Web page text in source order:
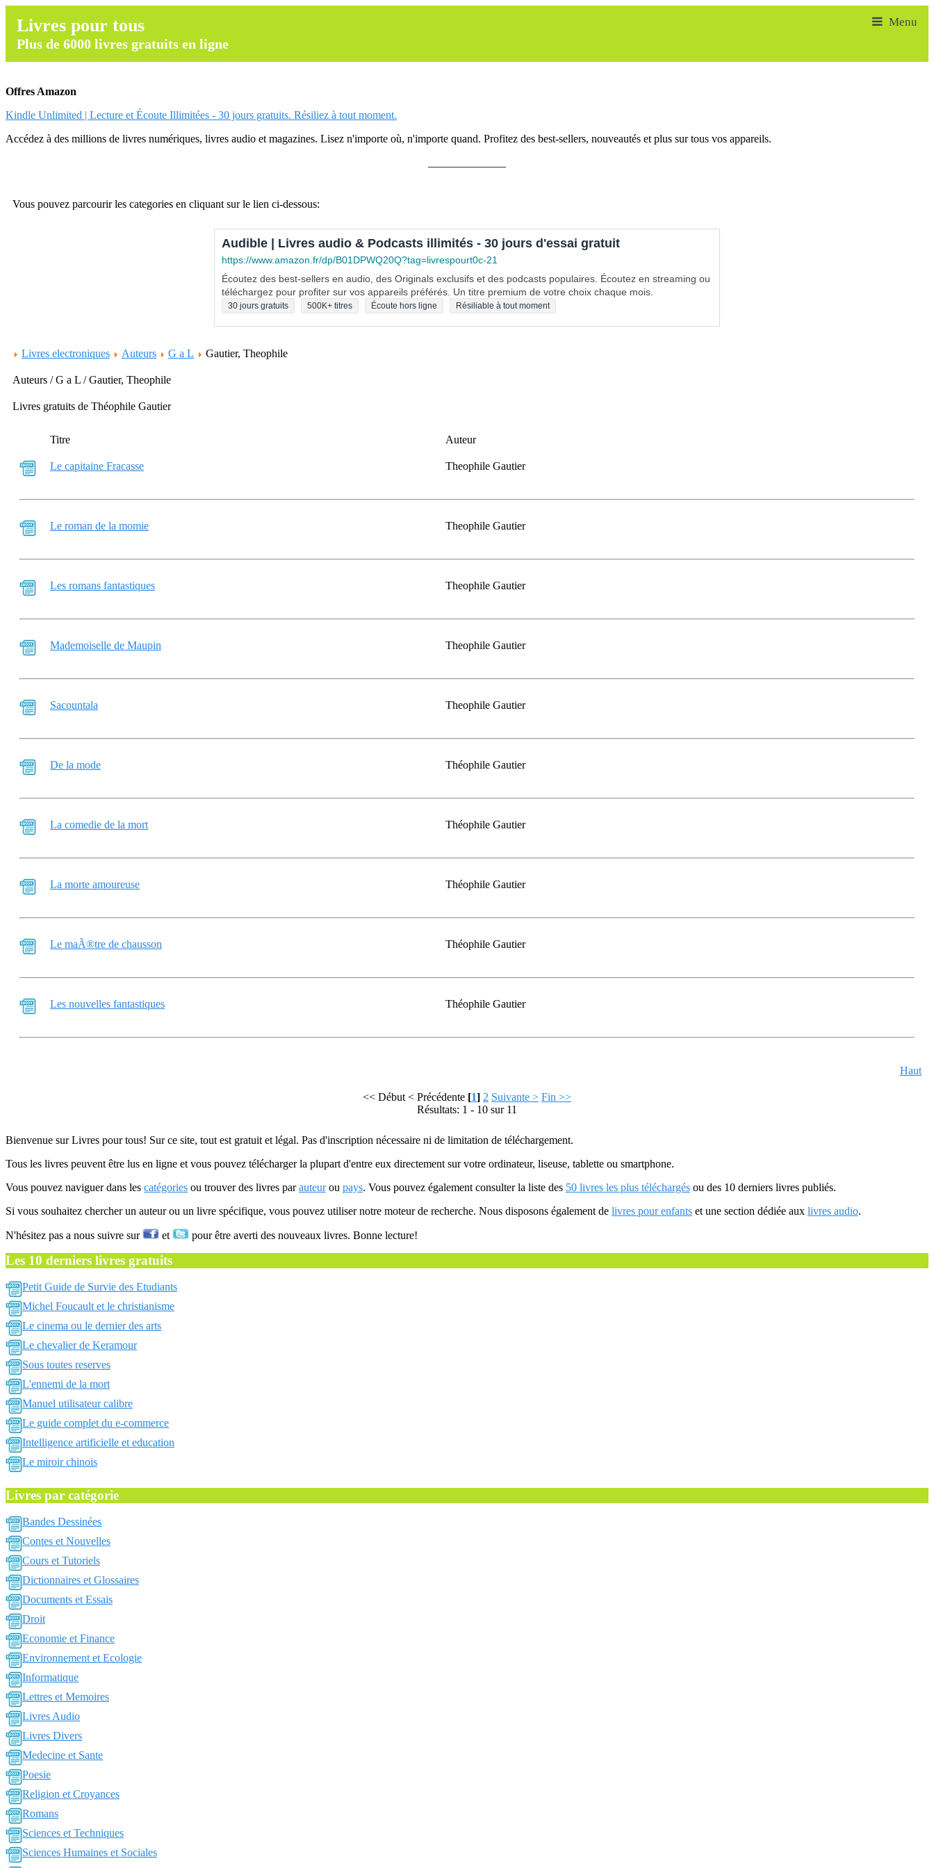
Livres pour tous
Plus de 6000 livres gratuits en ligne
Offres Amazon
Kindle Unlimited | Lecture et Écoute Illimitées - 30 jours gratuits. Résiliez à tout moment.
Accédez à des millions de livres numériques, livres audio et magazines. Lisez n'importe où, n'importe quand. Profitez des best-sellers, nouveautés et plus sur tous vos appareils.
Vous pouvez parcourir les categories en cliquant sur le lien ci-dessous:
Audible | Livres audio & Podcasts illimités - 30 jours d'essai gratuit
https://www.amazon.fr/dp/B01DPWQ20Q?tag=livrespourt0c-21
Écoutez des best-sellers en audio, des Originals exclusifs et des podcasts populaires. Écoutez en streaming ou
téléchargez pour profiter sur vos appareils préférés. Un titre premium de votre choix chaque mois.
30 jours gratuits 500K+ titres Écoute hors ligne Résiliable à tout moment
Livres electroniques Auteurs G a L Gautier, Theophile
Auteurs / G a L / Gautier, Theophile
Livres gratuits de Théophile Gautier
Titre Auteur
Le capitaine Fracasse Theophile Gautier
Le roman de la momie Theophile Gautier
Les romans fantastiques Theophile Gautier
Mademoiselle de Maupin Theophile Gautier
Sacountala Theophile Gautier
De la mode Théophile Gautier
La comedie de la mort Théophile Gautier
La morte amoureuse Théophile Gautier
Le maÃ®tre de chausson Théophile Gautier
Les nouvelles fantastiques Théophile Gautier
Haut
<< Début < Précédente [1] 2 Suivante > Fin >>
Résultats: 1 - 10 sur 11
Bienvenue sur Livres pour tous! Sur ce site, tout est gratuit et légal. Pas d'inscription nécessaire ni de limitation de téléchargement.
Tous les livres peuvent être lus en ligne et vous pouvez télécharger la plupart d'entre eux directement sur votre ordinateur, liseuse, tablette ou smartphone.
Vous pouvez naviguer dans les catégories ou trouver des livres parauteurou pays. Vous pouvez également consulter la liste des 50 livres les plus téléchargés ou des 10 derniers livres publiés.
Si vous souhaitez chercher un auteur ou un livre spécifique, vous pouvez utiliser notre moteur de recherche. Nous disposons également de livres pour enfants et une section dédiée aux livres audio.
N'hésitez pas a nous suivre sur et pour être averti des nouveaux livres. Bonne lecture!
Les 10 derniers livres gratuits
Petit Guide de Survie des Etudiants
Michel Foucault et le christianisme
Le cinema ou le dernier des arts
Le chevalier de Keramour
Sous toutes reserves
L'ennemi de la mort
Manuel utilisateur calibre
Le guide complet du e-commerce
Intelligence artificielle et education
Le miroir chinois
Livres par catégorie
Bandes Dessinées
Contes et Nouvelles
Cours et Tutoriels
Dictionnaires et Glossaires
Documents et Essais
Droit
Economie et Finance
Environnement et Ecologie
Informatique
Lettres et Memoires
Livres Audio
Livres Divers
Medecine et Sante
Poesie
Religion et Croyances
Romans
Sciences et Techniques
Sciences Humaines et Sociales